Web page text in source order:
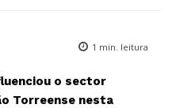
1 min. leitura
o sector
Torreense nesta